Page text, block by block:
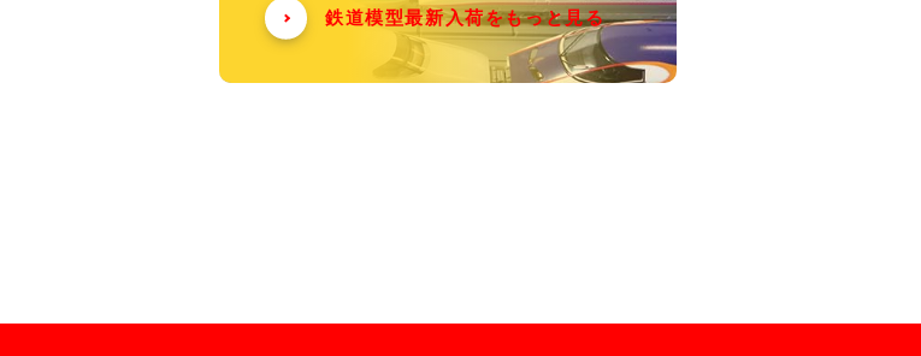
鉄道模型最新入荷をもっと見る